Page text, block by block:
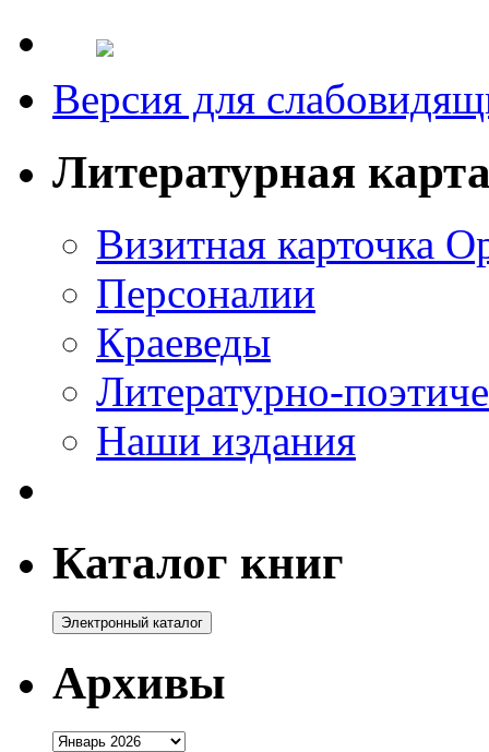
Версия для
Литературная
Визитная карточка
Персоналии
Краеведы
Литературно-
Наши издания
Каталог книг
Архивы
Архивы